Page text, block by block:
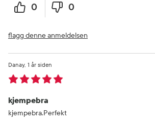
0 0
flagg denne anmeldelsen
kjempebra
1 år siden
Danay
kjempebra.Perfekt